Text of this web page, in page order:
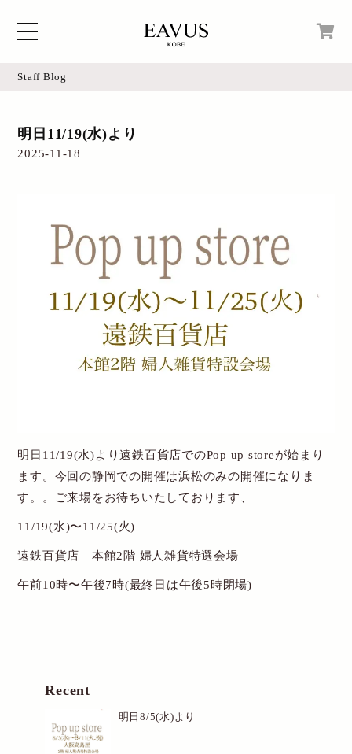
Blog
Instagram
Login
New Account
送料・お支払について
特定商取引関連表記
Staff Blog
明日11/19(水)より
2025-11-18
明日11/19(水)より遠鉄百貨店でのPop up storeが始まり
ます。今回の静岡での開催は浜松のみの開催になりま
す。。ご来場をお待ちいたしております、
11/19(水)〜11/25(火)
遠鉄百貨店 本館2階 婦人雑貨特選会場
午前10時〜午後7時(最終日は午後5時閉場)
Recent
明日8/5(水)より